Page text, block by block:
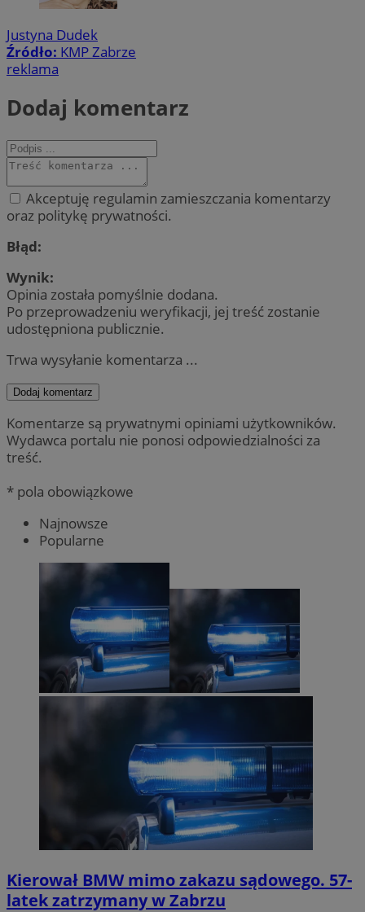
Justyna Dudek
Źródło: KMP Zabrze
reklama
Dodaj komentarz
Akceptuję regulamin zamieszczania komentarzy
oraz politykę prywatności.
Błąd:
Wynik:
Opinia została pomyślnie dodana.
Po przeprowadzeniu weryfikacji, jej treść zostanie
udostępniona publicznie.
Trwa wysyłanie komentarza ...
Dodaj komentarz
Komentarze są prywatnymi opiniami użytkowników.
Wydawca portalu nie ponosi odpowiedzialności za
treść.
* pola obowiązkowe
Najnowsze
Popularne
Kierował BMW mimo zakazu sądowego. 57-
latek zatrzymany w Zabrzu